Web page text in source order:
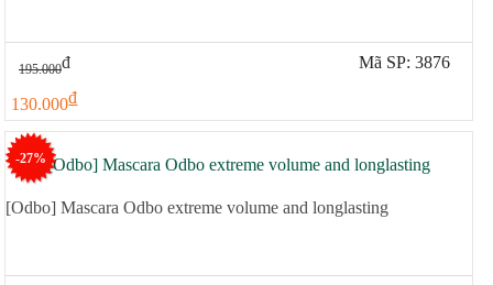
195.000đ
130.000đ
Mã SP: 3876
-27%
[Odbo] Mascara Odbo extreme volume and longlasting